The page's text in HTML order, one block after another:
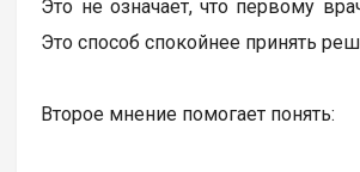
Это не означает, что первому
Это способ спокойнее принять
Второе мнение помогает понять: